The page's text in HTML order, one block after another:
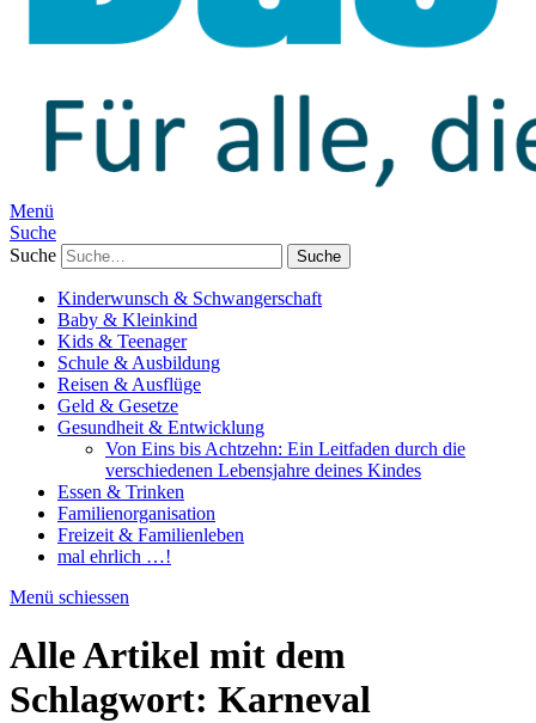
Menü
Suche
Suche
Kinderwunsch & Schwangerschaft
Baby & Kleinkind
Kids & Teenager
Schule & Ausbildung
Reisen & Ausflüge
Geld & Gesetze
Gesundheit & Entwicklung
Von Eins bis Achtzehn: Ein Leitfaden durch die
verschiedenen Lebensjahre deines Kindes
Essen & Trinken
Familienorganisation
Freizeit & Familienleben
mal ehrlich …!
Menü schiessen
Alle Artikel mit dem
Schlagwort: Karneval